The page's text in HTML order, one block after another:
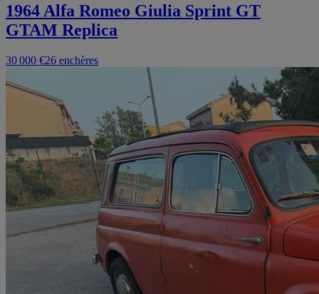
1964 Alfa Romeo Giulia Sprint GT
GTAM Replica
30 000 €26 enchères